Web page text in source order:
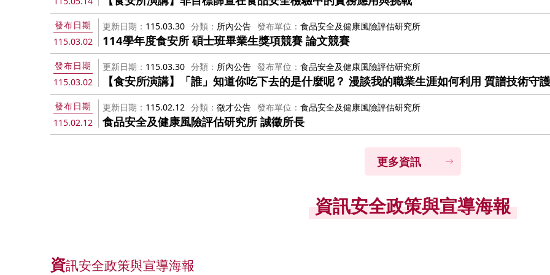
發布日期
115.03.02
更新日期 115.03.30 分類 所內公告 發布單位 食品安全及健康風險評估研究所
114學年度食安所 碩士班畢業生獎項競賽 論文競賽
發布日期
115.03.02
更新日期 115.03.30 分類 所內公告 發布單位 食品安全及健康風險評估研究所
【食安所演講】「誰」知道你吃下去的是什麼呢？ 漫談我的職業生涯如何利用 質譜技術守
發布日期
115.02.12
更新日期 115.02.12 分類 徵才公告 發布單位 食品安全及健康風險評估研究所
食品安全及健康風險評估研究所 誠徵所長
更多資訊
資訊安全政策與宣導海報
資訊安全政策與宣導海報